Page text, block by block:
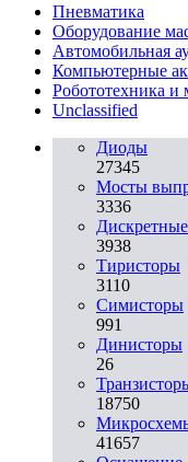
Пневматика
Оборудование
Автомобильная
Компьютерные
Робототехника и
Unclassified
Диоды
27345
Мосты
3336
3938
Тиристоры
3110
Симисторы
991
Динисторы
26
18750
41657